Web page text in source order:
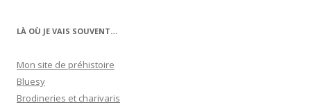
LÀ OÙ JE VAIS SOUVENT…
Mon site de préhistoire
Bluesy
Brodineries et charivaris